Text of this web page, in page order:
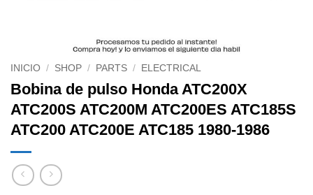
INICIO / SHOP / PARTS / ELECTRICAL
Bobina de pulso Honda ATC200X
ATC200S ATC200M ATC200ES ATC185S
ATC200 ATC200E ATC185 1980-1986